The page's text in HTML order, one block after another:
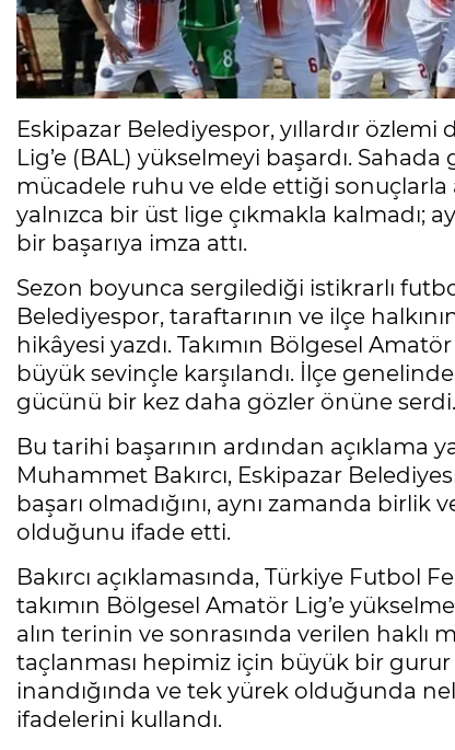
Eskipazar Belediyespor, yıllardır
Lig’e (BAL) yükselmeyi başardı.
mücadele ruhu ve elde ettiği
yalnızca bir üst lige çıkmakla kalmadı;
bir başarıya imza attı.
Sezon boyunca sergilediği istikrarlı
Belediyespor, taraftarının ve ilçe
hikâyesi yazdı. Takımın Bölgesel
büyük sevinçle karşılandı. İlçe
gücünü bir kez daha gözler önüne serdi.
Bu tarihi başarının ardından açıklama
Muhammet Bakırcı, Eskipazar
başarı olmadığını, aynı zamanda
olduğunu ifade etti.
Bakırcı açıklamasında, Türkiye Futbol
takımın Bölgesel Amatör Lig’e
alın terinin ve sonrasında verilen
taçlanması hepimiz için büyük bir gurur
inandığında ve tek yürek olduğunda
ifadelerini kullandı.